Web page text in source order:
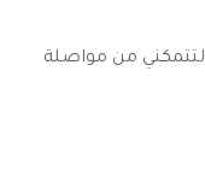
لتتمكني من مواصلة